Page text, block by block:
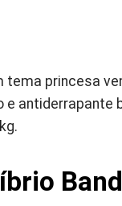
princesa
e